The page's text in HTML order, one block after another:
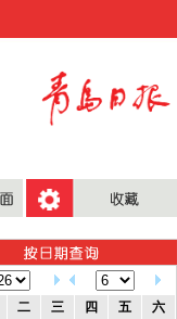
二 三 四 五 六